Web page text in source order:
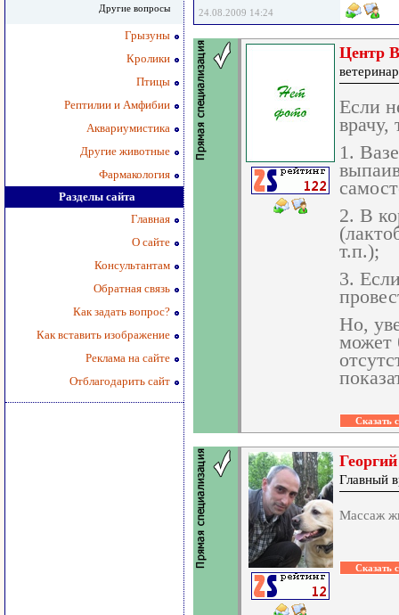
Другие вопросы
Грызуны
Кролики
Птицы
Рептилии и Амфибии
Аквариумистика
Другие животные
Фармакология
Разделы сайта
Главная
О сайте
Консультантам
Обратная связь
Как задать вопрос?
Как вставить изображение
Реклама на сайте
Отблагодарить сайт
24.08.2009 14:24
Центр
Если
врачу,
1.
2. В
т.п.);
3.
Но,
может
Главный
Массаж